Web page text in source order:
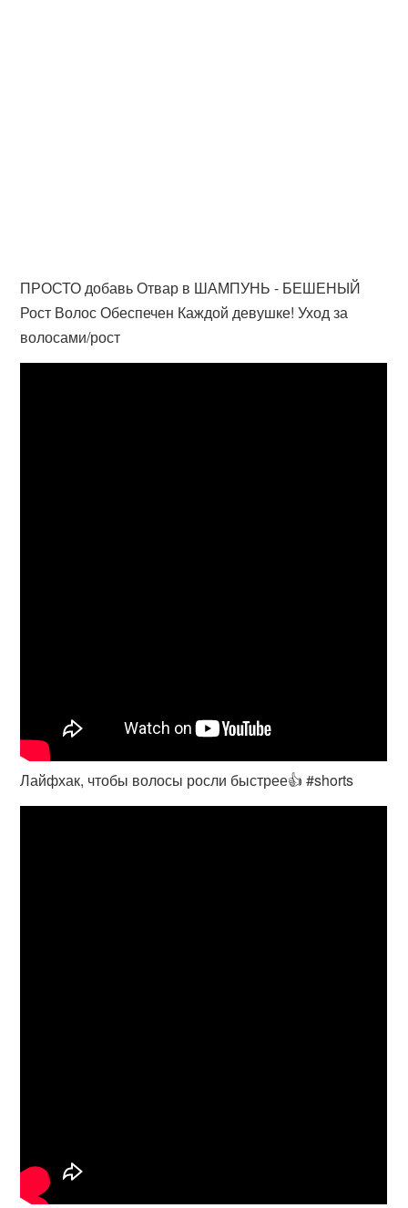
ПРОСТО добавь Отвар в ШАМПУНЬ - БЕШЕНЫЙ
Рост Волос Обеспечен Каждой девушке! Уход за
волосами/рост
Лайфхак, чтобы волосы росли быстрее👍 #shorts